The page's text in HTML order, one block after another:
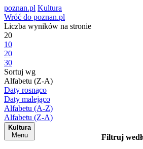
poznan.pl Kultura
Wróć do poznan.pl
Liczba wyników na stronie
20
10
20
30
Sortuj wg
Alfabetu (Z-A)
Daty rosnąco
Daty malejąco
Alfabetu (A-Z)
Alfabetu (Z-A)
Kultura
Menu
Filtruj